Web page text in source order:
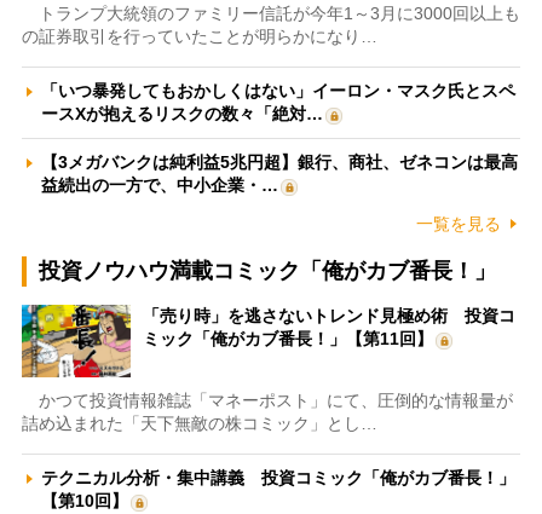
トランプ大統領のファミリー信託が今年1～3月に3000回以上も
の証券取引を行っていたことが明らかになり…
「いつ暴発してもおかしくはない」イーロン・マスク氏とスペ
ースXが抱えるリスクの数々「絶対…
【3メガバンクは純利益5兆円超】銀行、商社、ゼネコンは最高
益続出の一方で、中小企業・…
一覧を見る
投資ノウハウ満載コミック「俺がカブ番長！」
「売り時」を逃さないトレンド見極め術 投資コ
ミック「俺がカブ番長！」【第11回】
かつて投資情報雑誌「マネーポスト」にて、圧倒的な情報量が
詰め込まれた「天下無敵の株コミック」とし…
テクニカル分析・集中講義 投資コミック「俺がカブ番長！」
【第10回】